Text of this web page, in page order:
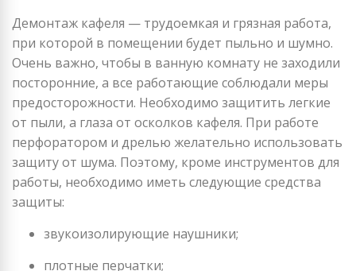
Демонтаж кафеля — трудоемкая и грязная работа,
при которой в помещении будет пыльно и шумно.
Очень важно, чтобы в ванную комнату не заходили
посторонние, а все работающие соблюдали меры
предосторожности. Необходимо защитить легкие
от пыли, а глаза от осколков кафеля. При работе
перфоратором и дрелью желательно использовать
защиту от шума. Поэтому, кроме инструментов для
работы, необходимо иметь следующие средства
защиты:
звукоизолирующие наушники;
плотные перчатки;